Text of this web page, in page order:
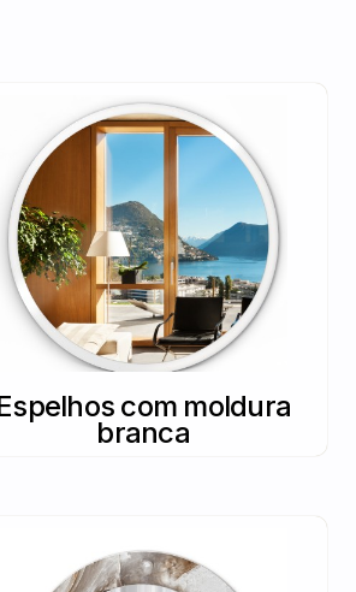
com moldura
branca